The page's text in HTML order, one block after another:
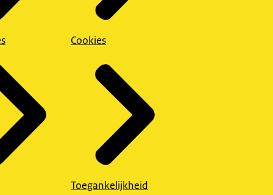
Cookies
Toegankelijkheid